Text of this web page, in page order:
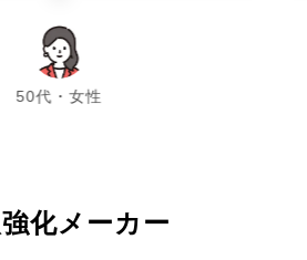
50代・女性
chevron_left chevron_right
化メーカー